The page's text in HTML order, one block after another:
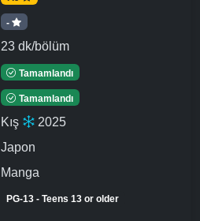
-
23 dk/bölüm
Tamamlandı
Tamamlandı
Kış 2025
Japon
Manga
PG-13 - Teens 13 or older